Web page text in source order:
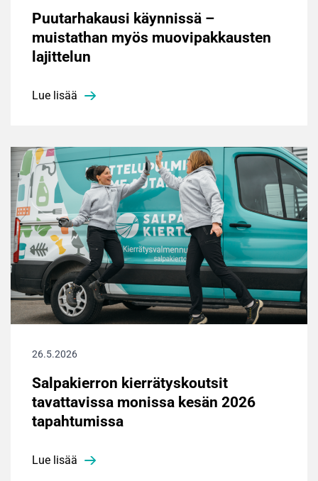
Puutarhakausi käynnissä –
muistathan myös muovipakkausten
lajittelun
Lue lisää
26.5.2026
Salpakierron kierrätyskoutsit
tavattavissa monissa kesän 2026
tapahtumissa
Lue lisää